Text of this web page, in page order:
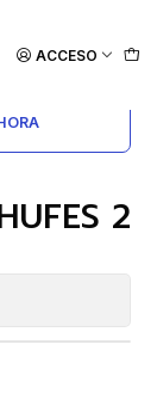
ACCESO
2